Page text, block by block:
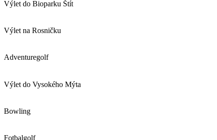
Výlet do Bioparku Štít
Výlet na Rosničku
Adventuregolf
Výlet do Vysokého Mýta
Bowling
Fotbalgolf